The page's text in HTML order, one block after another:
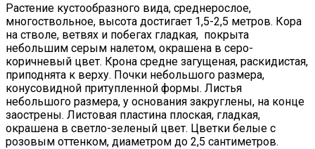
Растение кустообразного вида, среднерослое,
многоствольное, высота достигает 1,5-2,5 метров. Кора
на стволе, ветвях и побегах гладкая, покрыта
небольшим серым налетом, окрашена в серо-
коричневый цвет. Крона средне загущеная, раскидистая,
приподнята к верху. Почки небольшого размера,
конусовидной притупленной формы. Листья
небольшого размера, у основания закруглены, на конце
заострены. Листовая пластина плоская, гладкая,
окрашена в светло-зеленый цвет. Цветки белые с
розовым оттенком, диаметром до 2,5 сантиметров.